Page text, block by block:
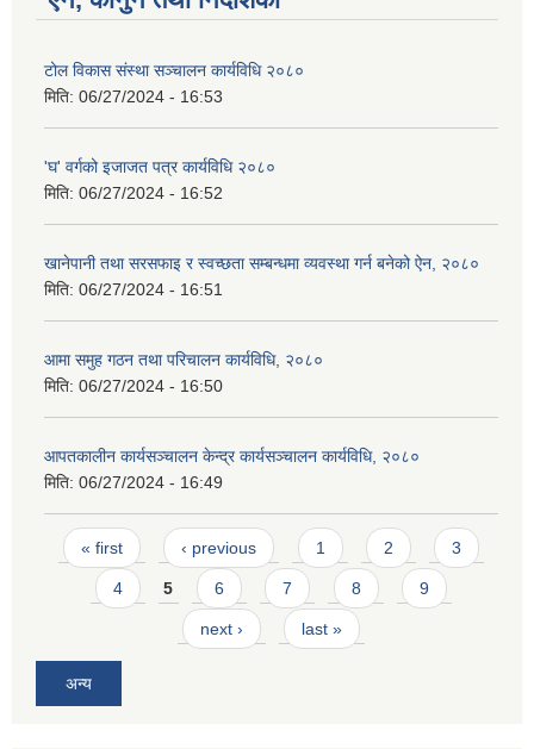
टोल विकास संस्था सञ्चालन कार्यविधि २०८०
मिति: 06/27/2024 - 16:53
'घ' वर्गको इजाजत पत्र कार्यविधि २०८०
मिति: 06/27/2024 - 16:52
खानेपानी तथा सरसफाइ र स्वच्छता सम्बन्धमा व्यवस्था गर्न बनेको ऐन, २०८०
मिति: 06/27/2024 - 16:51
आमा समुह गठन तथा परिचालन कार्यविधि, २०८०
मिति: 06/27/2024 - 16:50
आपतकालीन कार्यसञ्चालन केन्द्र कार्यसञ्चालन कार्यविधि, २०८०
मिति: 06/27/2024 - 16:49
Pages
« first ‹ previous 1 2 3
4 5 6 7 8 9
next › last »
अन्य